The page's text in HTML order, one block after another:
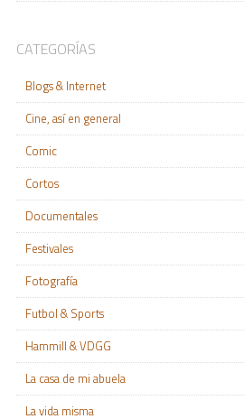
CATEGORÍAS
Blogs & Internet
Cine, así en general
Comic
Cortos
Documentales
Festivales
Fotografía
Futbol & Sports
Hammill & VDGG
La casa de mi abuela
La vida misma